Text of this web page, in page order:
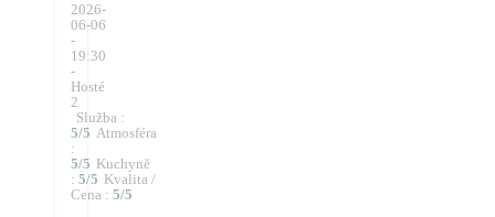
2026-
06-06
-
19:30
-
Hosté
2
Služba :
5/5 Atmosféra
:
5/5 Kuchyně
: 5/5 Kvalita /
Cena : 5/5